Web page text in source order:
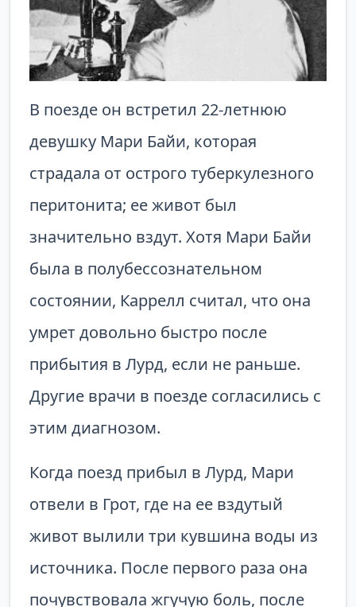
В поезде он встретил 22-летнюю
девушку Мари Байи, которая
страдала от острого туберкулезного
перитонита; ее живот был
значительно вздут. Хотя Мари Байи
была в полубессознательном
состоянии, Каррелл считал, что она
умрет довольно быстро после
прибытия в Лурд, если не раньше.
Другие врачи в поезде согласились с
этим диагнозом.
Когда поезд прибыл в Лурд, Мари
отвели в Грот, где на ее вздутый
живот вылили три кувшина воды из
источника. После первого раза она
почувствовала жгучую боль, после